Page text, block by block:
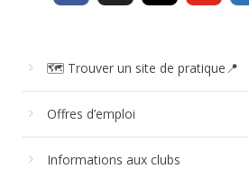
🗺 Trouver un site de pratique📍
Offres d’emploi
Informations aux clubs